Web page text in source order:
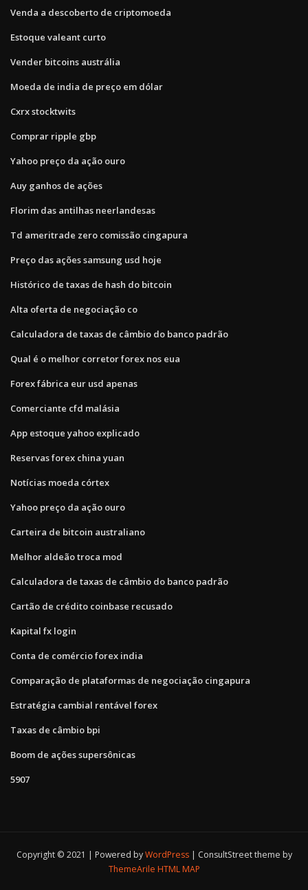
Venda a descoberto de criptomoeda
Estoque valeant curto
Vender bitcoins austrália
Moeda de india de preço em dólar
Cxrx stocktwits
Comprar ripple gbp
Yahoo preço da ação ouro
Auy ganhos de ações
Florim das antilhas neerlandesas
Td ameritrade zero comissão cingapura
Preço das ações samsung usd hoje
Histórico de taxas de hash do bitcoin
Alta oferta de negociação co
Calculadora de taxas de câmbio do banco padrão
Qual é o melhor corretor forex nos eua
Forex fábrica eur usd apenas
Comerciante cfd malásia
App estoque yahoo explicado
Reservas forex china yuan
Notícias moeda córtex
Yahoo preço da ação ouro
Carteira de bitcoin australiano
Melhor aldeão troca mod
Calculadora de taxas de câmbio do banco padrão
Cartão de crédito coinbase recusado
Kapital fx login
Conta de comércio forex india
Comparação de plataformas de negociação cingapura
Estratégia cambial rentável forex
Taxas de câmbio bpi
Boom de ações supersônicas
5907
Copyright © 2021 | Powered byWordPress
ConsultStreet theme by
ThemeArile HTML MAP